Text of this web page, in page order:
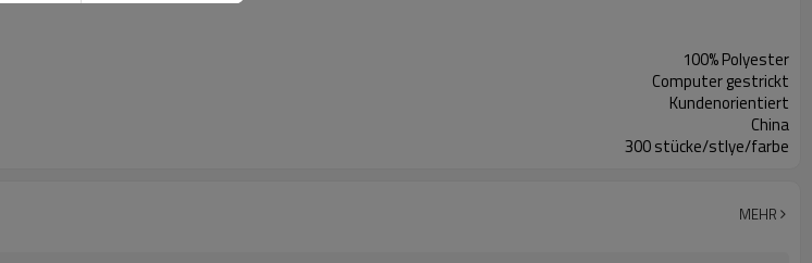
100% Polyester
Computer gestrickt
Kundenorientiert
China
300 stücke/stlye/farbe
MEHR